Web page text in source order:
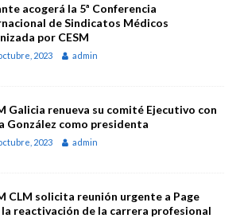
acogerá la 5ª Conferencia
de Sindicatos Médicos
por CESM
2023 admin
Galicia renueva su comité Ejecutivo con
González como presidenta
2023 admin
CLM solicita reunión urgente a Page
la reactivación de la carrera profesional